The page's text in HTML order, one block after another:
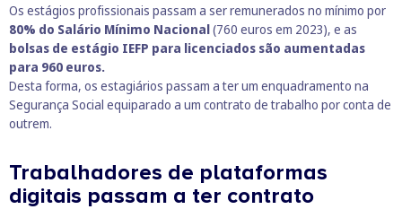
Os estágios profissionais passam a ser remunerados no mínimo por
80% do Salário Mínimo Nacional(760 euros em 2023), e as
bolsas de estágio IEFP para licenciados são aumentadas
para 960 euros.
Desta forma, os estagiários passam a ter um enquadramento na
Segurança Social equiparado a um contrato de trabalho por conta de
outrem.
Trabalhadores de plataformas
digitais passam a ter contrato